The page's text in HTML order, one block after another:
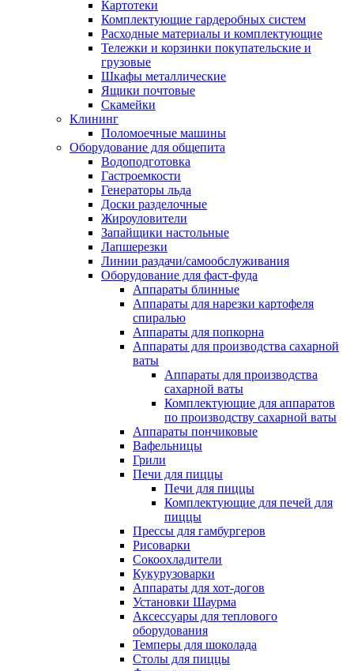
Картотеки
Комплектующие гардеробных систем
Расходные материалы и комплектующие
Тележки и корзинки покупательские и
грузовые
Шкафы металлические
Ящики почтовые
Скамейки
Клининг
Поломоечные машины
Оборудование для общепита
Водоподготовка
Гастроемкости
Генераторы льда
Доски разделочные
Жироуловители
Запайщики настольные
Лапшерезки
Линии раздачи/самообслуживания
Оборудование для фаст-фуда
Аппараты блинные
Аппараты для нарезки картофеля
спиралью
Аппараты для попкорна
Аппараты для производства сахарной
ваты
Аппараты для производства
сахарной ваты
Комплектующие для аппаратов
по производству сахарной ваты
Аппараты пончиковые
Вафельницы
Грили
Печи для пиццы
Печи для пиццы
Комплектующие для печей для
пиццы
Прессы для гамбургеров
Рисоварки
Сокоохладители
Кукурузоварки
Аппараты для хот-догов
Установки Шаурма
Аксессуары для теплового
оборудования
Темперы для шоколада
Столы для пиццы